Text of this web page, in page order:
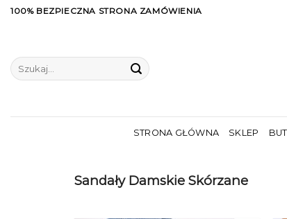
Skip100% BEZPIECZNA STRONA ZAMÓWIENIA
Szukaj:
STRONA GŁÓWNA SKLEP
Sandały Damskie Skórzane